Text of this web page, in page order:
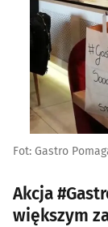
Fot: Gastro
Akcja
większym